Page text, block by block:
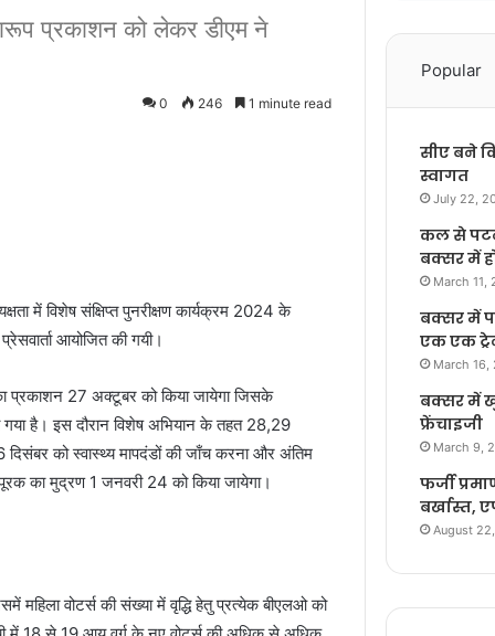
प्रकाशन को लेकर डीएम ने
0 246 1 minute read
में विशेष संक्षिप्त पुनरीक्षण कार्यक्रम 2024 के
आयोजित की गयी।
प्रकाशन 27 अक्टूबर को किया जायेगा जिसके
गया है। इस दौरान विशेष अभियान के तहत 28,29
को स्वास्थ्य मापदंडों की जाँच करना और अंतिम
का मुद्रण 1 जनवरी 24 को किया जायेगा।
महिला वोटर्स की संख्या में वृद्धि हेतु प्रत्येक बीएलओ को
Popular
सीए बने
स्वागत
July 22,
कल से
बक्सर में
March 11,
बक्सर में
एक एक
March 16,
बक्सर में
फ्रेंचाइजी
March 9,
फर्जी
बर्खास्त,
August